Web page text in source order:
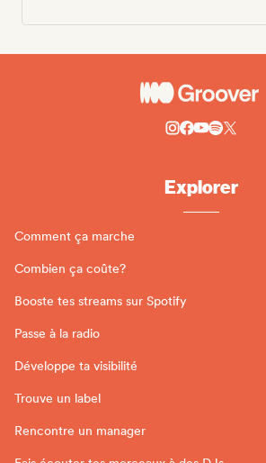
Explorer
Comment ça marche
Combien ça coûte?
Booste tes streams sur Spotify
Passe à la radio
Développe ta visibilité
Trouve un label
Rencontre un manager